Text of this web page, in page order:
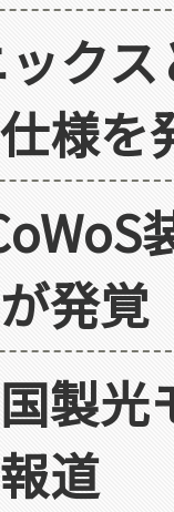
ク
様を
発覚
製光
道